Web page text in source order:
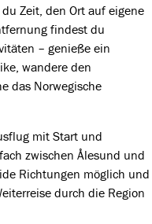
Zeit, den Ort auf eigene
findest du
– genieße ein
wandere den
das Norwegische
mit Start und
zwischen Ålesund und
Richtungen möglich und
durch die Region